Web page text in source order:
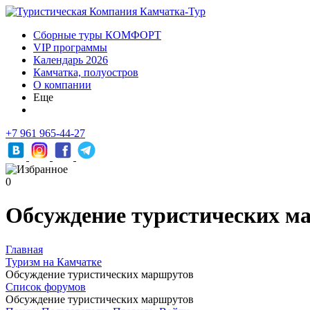
Сборные туры КОМФОРТ
VIP программы
Календарь 2026
Камчатка, полуостров
О компании
Еще
+7 961 965-44-27
0
Обсуждение туристических
Главная
Туризм на Камчатке
Обсуждение туристических маршрутов
Список форумов
Обсуждение туристических маршрутов